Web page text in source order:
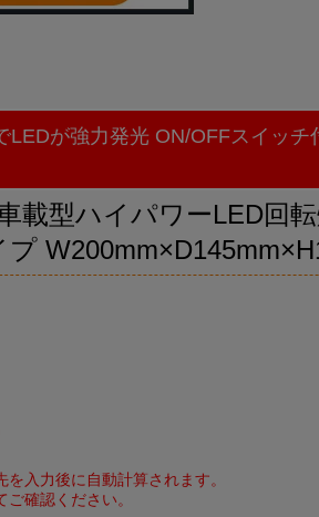
LEDが強力発光 ON/OFFスイッチ
載型ハイパワーLED
プ